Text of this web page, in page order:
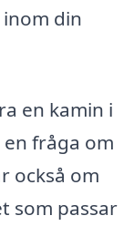
din
en kamin i
fråga om
också om
som passar